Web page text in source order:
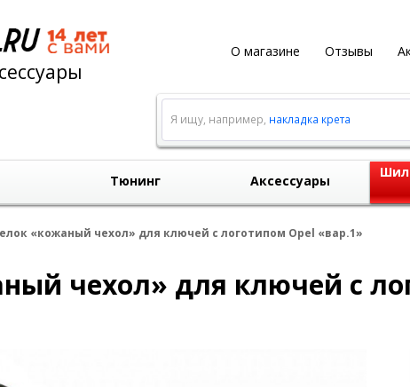
О магазине Отзывы
Я ищу, например, накладка крета
Тюнинг Аксессуары
«кожаный чехол» для ключей с логотипом Opel «вар.1»
чехол» для ключей с